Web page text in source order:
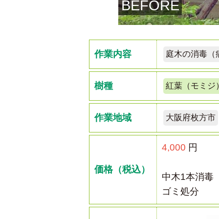
BEFORE
作業内容 庭木の消毒（
樹種 紅葉（モミジ
作業地域 大阪府枚方市
価格（税込）
4,000 円
中木1本消毒
ゴミ処分